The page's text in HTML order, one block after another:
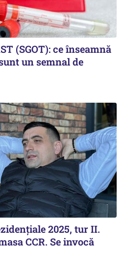
(SGOT): ce înseamnă
un semnal de
2025, tur II.
CCR. Se invocă